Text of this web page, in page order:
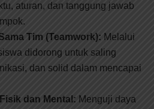
aturan, dan tanggung jawab
Tim (Teamwork): Melalui
didorong untuk saling
dan solid dalam mencapai
dan Mental: Menguji daya